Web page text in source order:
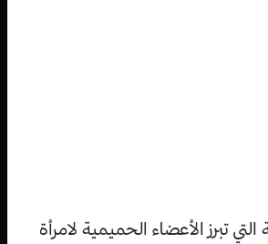
تبرز الأعضاء الحميمية لامرأة